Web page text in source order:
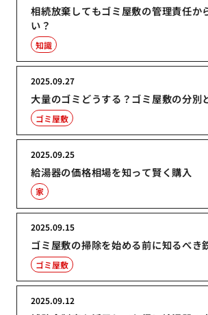
相続放棄してもゴミ屋敷の管理責任か
い？
知識
大量のゴミどうする？ゴミ屋敷の分別
2025.09.27
ゴミ屋敷
給湯器の価格相場を知って賢く購入
2025.09.25
家
ゴミ屋敷の掃除を始める前に知るべき
2025.09.15
ゴミ屋敷
2025.09.12